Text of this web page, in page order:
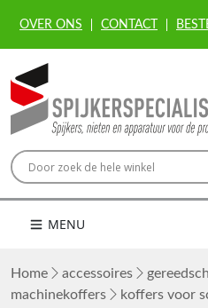
OVER ONS CONTACT
MENU
Home accessoires
machinekoffers
koffers voor